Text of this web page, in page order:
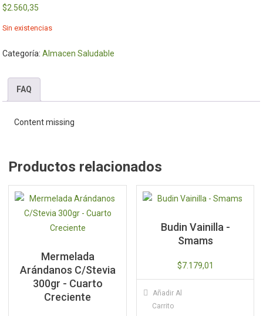
$2.560,35
Sin existencias
Categoría:Almacen Saludable
FAQ
Content missing
Productos relacionados
Mermelada
Arándanos C/Stevia
300gr - Cuarto
Creciente
Budin Vainilla -
Smams
$7.179,01
Añadir Al
Carrito